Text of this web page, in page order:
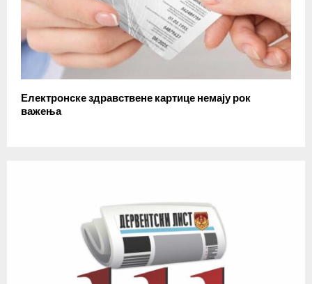
Електронске здравствене картице немају рок
важења